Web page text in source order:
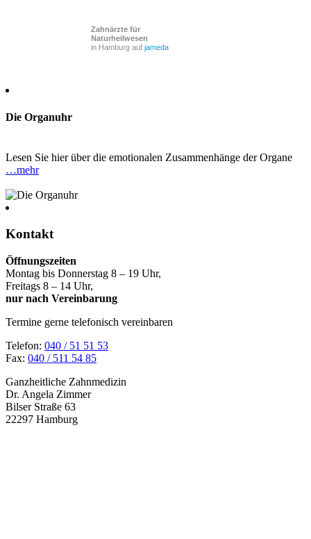
Zahnärzte für
Naturheilwesen
in Hamburg auf jameda
Die Organuhr
Lesen Sie hier über die emotionalen Zusammenhänge der Organe
…mehr
Kontakt
Öffnungszeiten
Montag bis Donnerstag 8 – 19 Uhr,
Freitags 8 – 14 Uhr,
nur nach Vereinbarung
Termine gerne telefonisch vereinbaren
Telefon: 040 / 51 51 53
Fax: 040 / 511 54 85
Ganzheitliche Zahnmedizin
Dr. Angela Zimmer
Bilser Straße 63
22297 Hamburg